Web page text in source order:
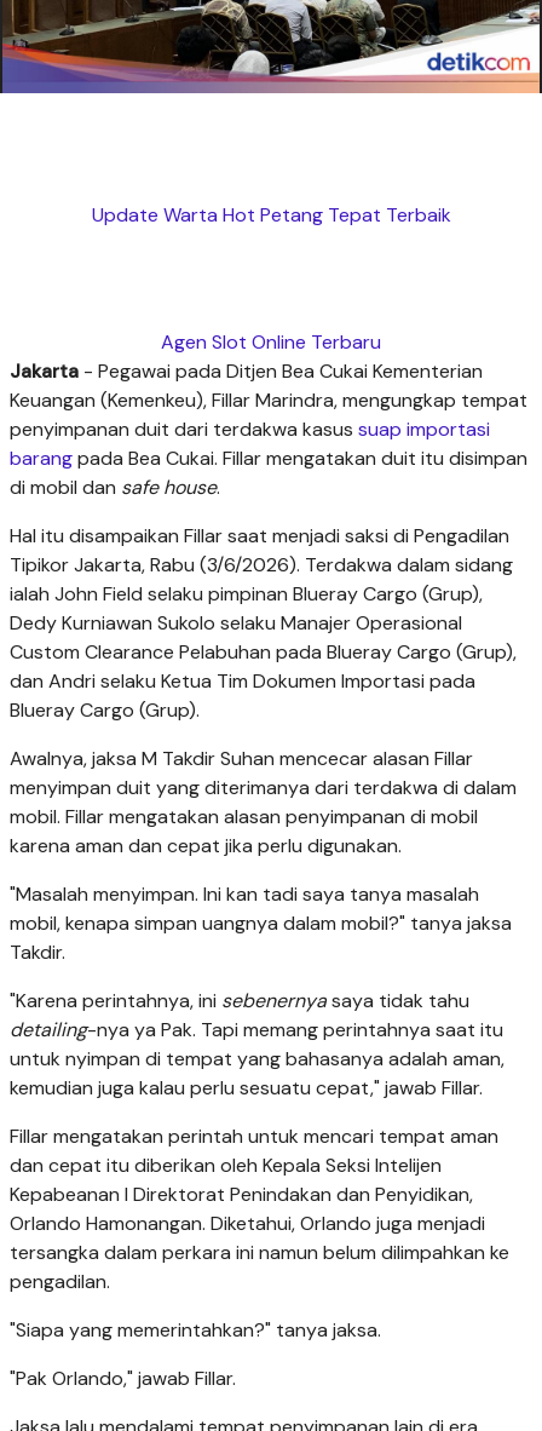
Update Warta Hot Petang Tepat Terbaik
Agen Slot Online Terbaru
Jakarta - Pegawai pada Ditjen Bea Cukai Kementerian
Keuangan (Kemenkeu), Fillar Marindra, mengungkap tempat
penyimpanan duit dari terdakwa kasus suap importasi
barangpada Bea Cukai. Fillar mengatakan duit itu disimpan
di mobil dan safe house.
Hal itu disampaikan Fillar saat menjadi saksi di Pengadilan
Tipikor Jakarta, Rabu (3/6/2026). Terdakwa dalam sidang
ialah John Field selaku pimpinan Blueray Cargo (Grup),
Dedy Kurniawan Sukolo selaku Manajer Operasional
Custom Clearance Pelabuhan pada Blueray Cargo (Grup),
dan Andri selaku Ketua Tim Dokumen Importasi pada
Blueray Cargo (Grup).
Awalnya, jaksa M Takdir Suhan mencecar alasan Fillar
menyimpan duit yang diterimanya dari terdakwa di dalam
mobil. Fillar mengatakan alasan penyimpanan di mobil
karena aman dan cepat jika perlu digunakan.
"Masalah menyimpan. Ini kan tadi saya tanya masalah
mobil, kenapa simpan uangnya dalam mobil?" tanya jaksa
Takdir.
"Karena perintahnya, ini sebenernyasaya tidak tahu
detailing-nya ya Pak. Tapi memang perintahnya saat itu
untuk nyimpan di tempat yang bahasanya adalah aman,
kemudian juga kalau perlu sesuatu cepat," jawab Fillar.
Fillar mengatakan perintah untuk mencari tempat aman
dan cepat itu diberikan oleh Kepala Seksi Intelijen
Kepabeanan I Direktorat Penindakan dan Penyidikan,
Orlando Hamonangan. Diketahui, Orlando juga menjadi
tersangka dalam perkara ini namun belum dilimpahkan ke
pengadilan.
"Siapa yang memerintahkan?" tanya jaksa.
"Pak Orlando," jawab Fillar.